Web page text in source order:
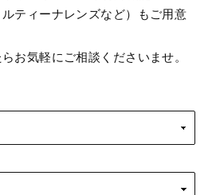
ルティーナレンズなど）もご用意
お気軽にご相談くださいませ。